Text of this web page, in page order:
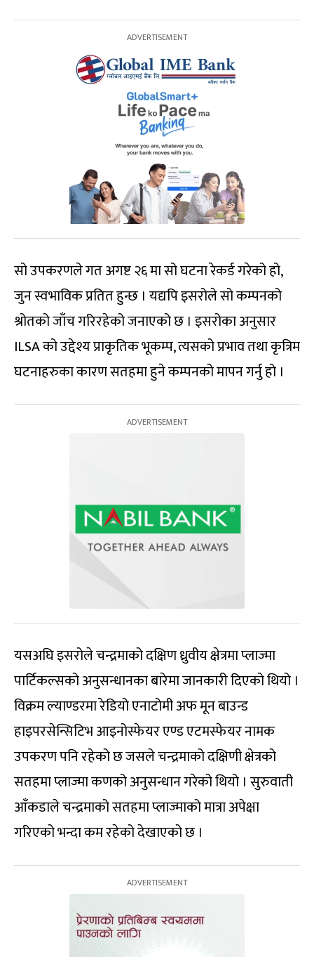
सो उपकरणले गत अगष्ट २६ मा सो घटना रेकर्ड गरेको हो,
जुन स्वभाविक प्रतित हुन्छ । यद्यपि इसरोले सो कम्पनको
श्रोतको जाँच गरिरहेको जनाएको छ । इसरोका अनुसार
ILSA को उद्देश्य प्राकृतिक भूकम्प, त्यसको प्रभाव तथा कृत्रिम
घटनाहरुका कारण सतहमा हुने कम्पनको मापन गर्नु हो ।
यसअघि इसरोले चन्द्रमाको दक्षिण ध्रुवीय क्षेत्रमा प्लाज्मा
पार्टिकल्सको अनुसन्धानका बारेमा जानकारी दिएको थियो ।
विक्रम ल्याण्डरमा रेडियो एनाटोमी अफ मून बाउन्ड
हाइपरसेन्सिटिभ आइनोस्फेयर एण्ड एटमस्फेयर नामक
उपकरण पनि रहेको छ जसले चन्द्रमाको दक्षिणी क्षेत्रको
सतहमा प्लाज्मा कणको अनुसन्धान गरेको थियो । सुरुवाती
आँकडाले चन्द्रमाको सतहमा प्लाज्माको मात्रा अपेक्षा
गरिएको भन्दा कम रहेको देखाएको छ ।